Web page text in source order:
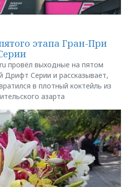
этапа Гран-При
провёл выходные на пятом
Дрифт Серии и рассказывает,
в плотный коктейль из
азарта